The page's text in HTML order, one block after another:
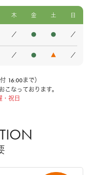
木 金 土 日
／ ● ● ／
／ ● ▲ ／
16:00まで）
こなっております。
・祝日